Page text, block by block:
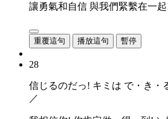
讓勇氣和自信 與我們緊繫在一起
重覆這句 播放這句 暫停
28
信じるのだっ! キミは で・き・
／